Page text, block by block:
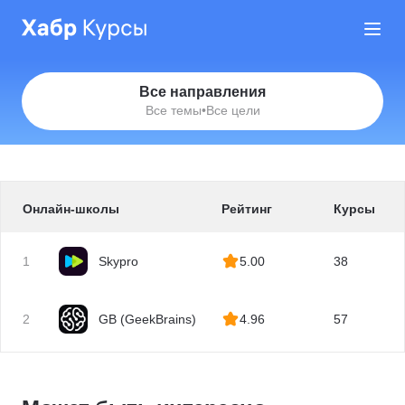
Все направления
Все темы•Все цели
Онлайн-школы Рейтинг Курсы
1 Skypro 5.00 38
2 GB (GeekBrains) 4.96 57